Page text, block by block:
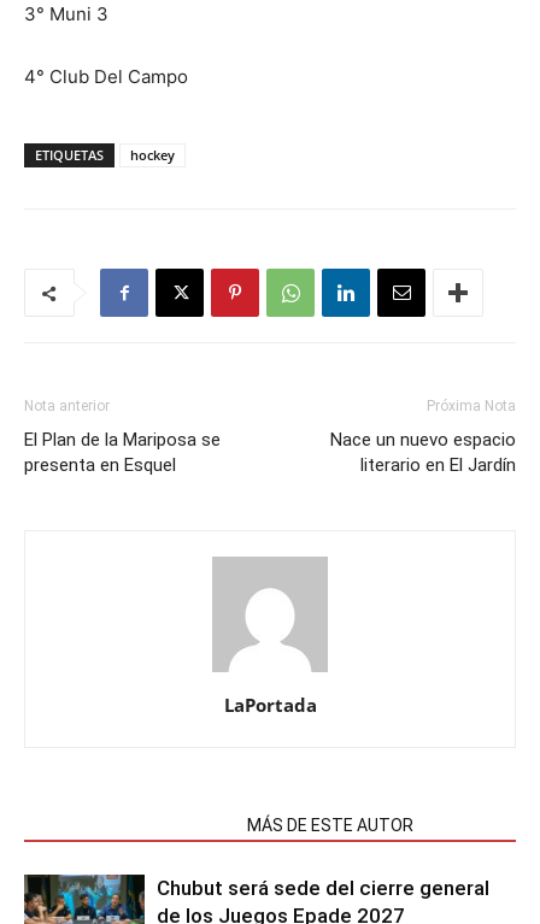
3° Muni 3
4° Club Del Campo
ETIQUETAS hockey
Nota anterior
El Plan de la Mariposa se
presenta en Esquel
Próxima Nota
Nace un nuevo espacio
literario en El Jardín
LaPortada
MÁS DE ESTE AUTOR
Chubut será sede del cierre general
de los Juegos Epade 2027